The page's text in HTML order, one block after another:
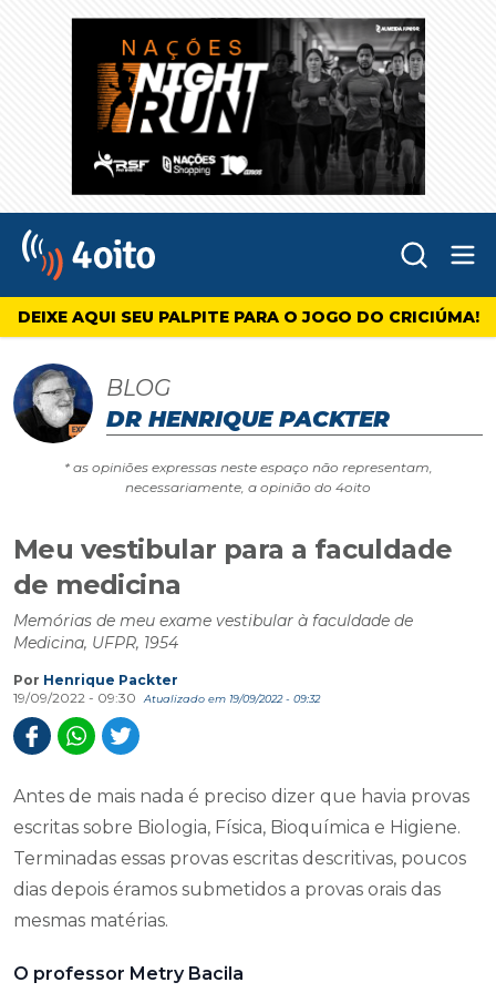
4oito
DEIXE AQUI SEU PALPITE PARA O JOGO DO CRICIÚMA!
BLOG
DR HENRIQUE PACKTER
* as opiniões expressas neste espaço não representam,
necessariamente, a opinião do 4oito
Meu vestibular para a faculdade
de medicina
Memórias de meu exame vestibular à faculdade de
Medicina, UFPR, 1954
Por Henrique Packter
19/09/2022 - 09:30
Atualizado em 19/09/2022 - 09:32
Antes de mais nada é preciso dizer que havia provas
escritas sobre Biologia, Física, Bioquímica e Higiene.
Terminadas essas provas escritas descritivas, poucos
dias depois éramos submetidos a provas orais das
mesmas matérias.
O professor Metry Bacila